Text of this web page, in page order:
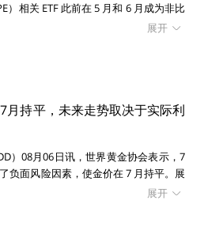
聪愿景”，是有原因的，在此会做简
定+自由博弈+无限扩容”。
）相关 ETF 此前在 5 月和 6 月成为非比
现最强的产品之一，但随着市场竞争加
月初明显放缓，市场对该协议未来竞争
ETF 相对于资产管理规模（AUM）
月领先其他非 BTC 加密基金，但这一
今年成为加密市场最受关注的
HYPE 因交易者大量使用其去中心化永
。快速增长使 Hyperliquid 成为比特币
密生态之一，并吸引机构资金、企业财
关注。 不过，摩根大通认为，去中心化
管中心化交易所的竞争压力。随着美国
产品逐步推出，部分交易活动可能从
展开
月持平，未来走势取决于实际利
）08月06日讯，世界黄金协会表示，7
负面风险因素，使金价在 7 月持平。展
于 20 世纪 70 年代末的第二波高通胀。
大幅上涨，这取决于实际利率、美元、
展开